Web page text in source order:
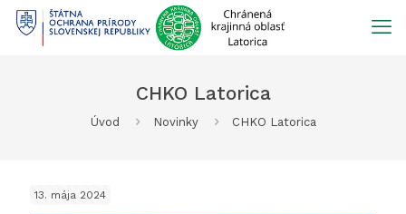
Prejsť
CHKO Latorica
Úvod Novinky CHKO Latorica
13. mája 2024